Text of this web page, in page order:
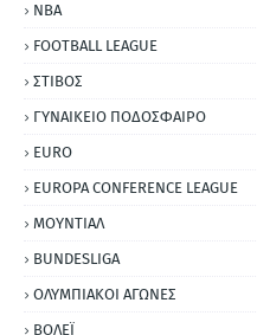
NBA
FOOTBALL LEAGUE
ΣΤΙΒΟΣ
ΓΥΝΑΙΚΕΙΟ ΠΟΔΟΣΦΑΙΡΟ
EURO
EUROPA CONFERENCE LEAGUE
ΜΟΥΝΤΙΑΛ
BUNDESLIGA
ΟΛΥΜΠΙΑΚΟΙ ΑΓΩΝΕΣ
ΒΟΛΕΪ